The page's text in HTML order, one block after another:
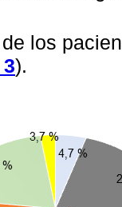
los
).